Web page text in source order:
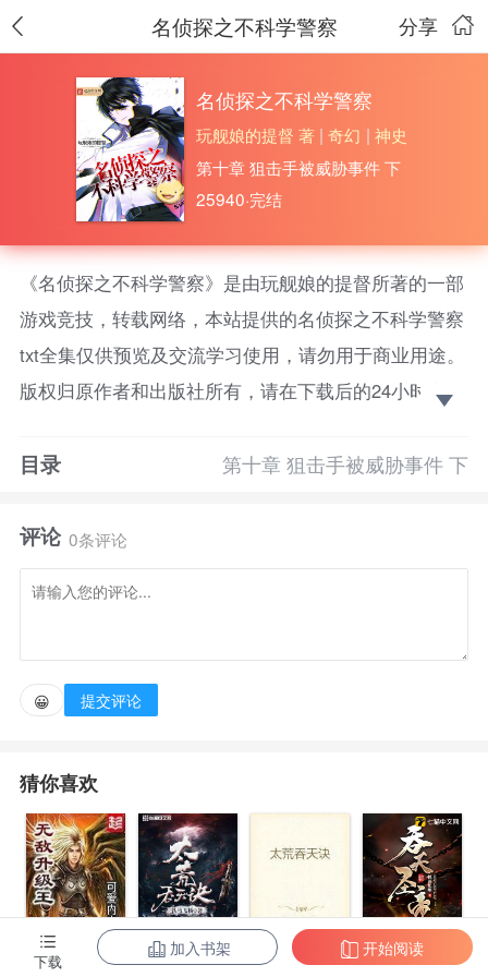
分享
名侦探之不科学警察
名侦探之不科学警察
玩舰娘的提督 著 |奇幻 | 神史
第十章 狙击手被威胁事件 下
25940·完结
《名侦探之不科学警察》是由玩舰娘的提督所著的一部
游戏竞技，转载网络，本站提供的名侦探之不科学警察
txt全集仅供预览及交流学习使用，请勿用于商业用途。
版权归原作者和出版社所有，请在下载后的24小时之内
主角贺英穿越到了柯南的世界里，成为了机动特勤处
混吃等死的，但是公安方面的一次次委托，让贺英不得
不和自己的手下们与酒厂斗智斗勇。 顺便的，碰到柯
南这个死神小学生，还要帮他解决一件件事件。总之这
的故事。 PS：已签约，请放心收藏投票！
目录 第十章 狙击手被威胁事件 下
评论 0条评论
😀 提交评论
猜你喜欢
无敌升级王
柳无邪和徐凌
太荒吞天诀
吞天圣帝
下载
加入书架 开始阅读